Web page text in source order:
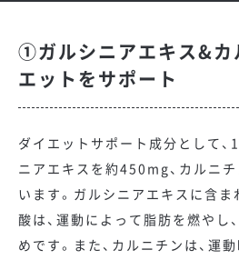
①ガルシニアエキス&カ
エットをサポート
ダイエットサポート成分として、
ニアエキスを約450mg、カルニ
います。ガルシニアエキスに含
酸は、運動によって脂肪を燃やし
めです。また、カルニチンは、運